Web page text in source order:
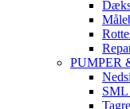
PUMPER
SML